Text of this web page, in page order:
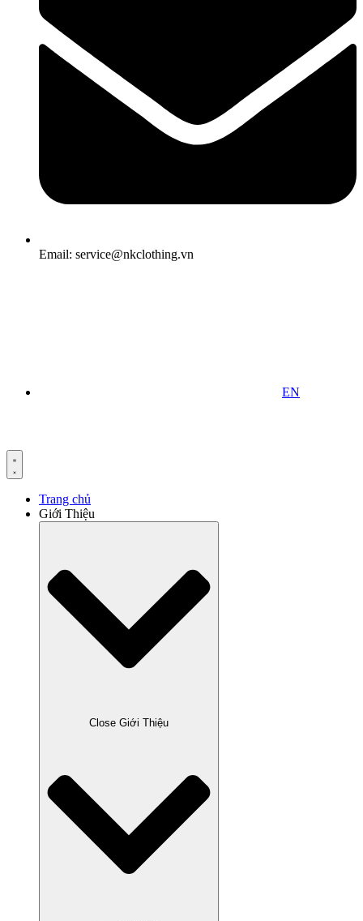
Email: service@nkclothing.vn
EN
Trang chủ
Giới Thiệu
Close Giới Thiệu